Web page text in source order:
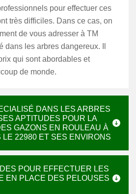
pour effectuer ces
très difficiles. Dans ce cas, on
de vous adresser à TM
dans les arbres dangereux. Il
qui sont abordables et
de monde.
DANS LES ARBRES
APTITUDES POUR LA
GAZONS EN ROULEAU À
22980 ET SES ENVIRONS
POUR EFFECTUER LES
EN PLACE DES PELOUSES